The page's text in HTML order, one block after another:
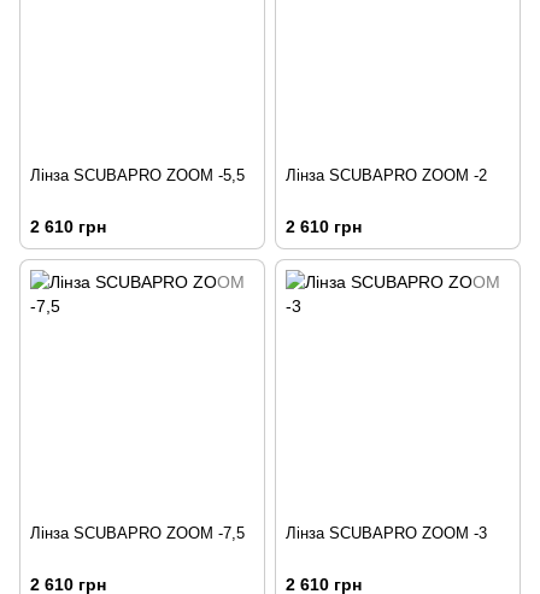
Лінза SCUBAPRO ZOOM -5,5
2 610 грн
Лінза SCUBAPRO ZOOM -2
2 610 грн
Лінза SCUBAPRO ZOOM -7,5
2 610 грн
Лінза SCUBAPRO ZOOM -3
2 610 грн